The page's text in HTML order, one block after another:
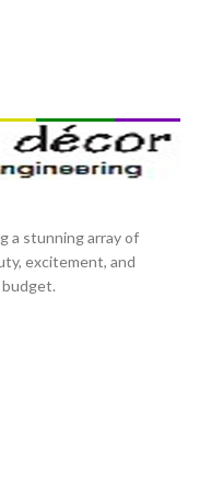
a stunning array of
excitement, and